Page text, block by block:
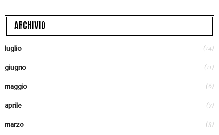
ARCHIVIO
luglio (14)
giugno (11)
maggio (6)
aprile (7)
marzo (8)